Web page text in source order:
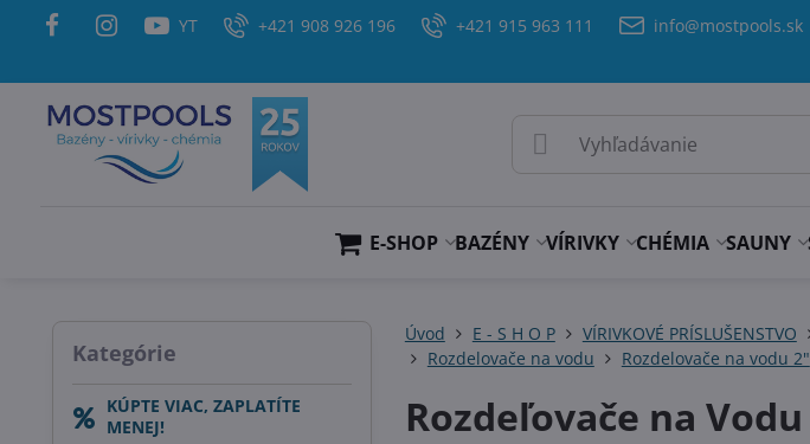
YT +421 908 926 196 +421 915 963 111 info@mostpools.sk
E-SHOP BAZÉNY VÍRIVKY CHÉMIA SAUNY
Úvod E - S H O P VÍRIVKOVÉ PRÍSLUŠENSTVO
Rozdelovače na vodu
Rozdelovače na vodu 2"
Rozdeľovače na
Kategórie
KÚPTE VIAC, ZAPLATÍTE
MENEJ!